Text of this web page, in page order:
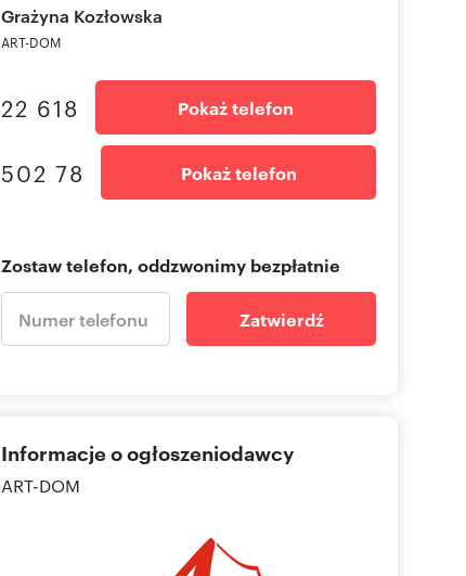
Grażyna Kozłowska
ART-DOM
22 618 Pokaż telefon
502 78 Pokaż telefon
Zostaw telefon, oddzwonimy bezpłatnie
Zatwierdź
Informacje o ogłoszeniodawcy
ART-DOM